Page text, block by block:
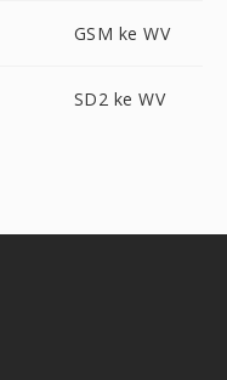
GSM ke WV
SD2 ke WV